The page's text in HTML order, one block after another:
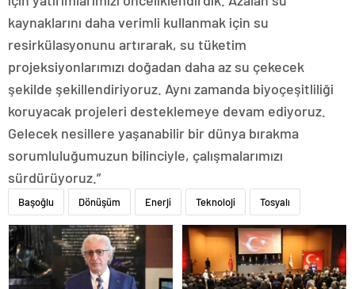
kaynaklarını daha verimli kullanmak için su
resirkülasyonunu artırarak, su tüketim
projeksiyonlarımızı doğadan daha az su çekecek
şekilde şekillendiriyoruz. Aynı zamanda biyoçeşitliliği
koruyacak projeleri desteklemeye devam ediyoruz.
Gelecek nesillere yaşanabilir bir dünya bırakma
sorumluluğumuzun bilinciyle, çalışmalarımızı
sürdürüyoruz.”
Başoğlu Dönüşüm Enerji Teknoloji Tosyalı